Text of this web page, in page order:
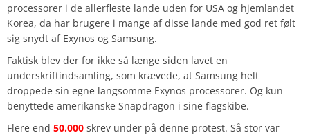
processorer i de allerfleste lande uden for USA og hjemlandet
Korea, da har brugere i mange af disse lande med god ret følt
sig snydt af Exynos og Samsung.
Faktisk blev der for ikke så længe siden lavet en
underskriftindsamling, som krævede, at Samsung helt
droppede sin egne langsomme Exynos processorer. Og kun
benyttede amerikanske Snapdragon i sine flagskibe.
Flere end 50.000 skrev under på denne protest. Så stor var